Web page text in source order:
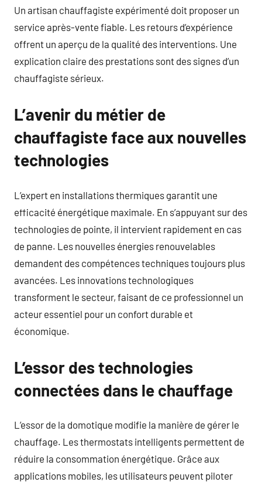
Un artisan chauffagiste expérimenté doit proposer un
service après-vente fiable. Les retours d’expérience
offrent un aperçu de la qualité des interventions. Une
explication claire des prestations sont des signes d’un
chauffagiste sérieux.
L’avenir du métier de
chauffagiste face aux nouvelles
technologies
L’expert en installations thermiques garantit une
efficacité énergétique maximale. En s’appuyant sur des
technologies de pointe, il intervient rapidement en cas
de panne. Les nouvelles énergies renouvelables
demandent des compétences techniques toujours plus
avancées. Les innovations technologiques
transforment le secteur, faisant de ce professionnel un
acteur essentiel pour un confort durable et
économique.
L’essor des technologies
connectées dans le chauffage
L’essor de la domotique modifie la manière de gérer le
chauffage. Les thermostats intelligents permettent de
réduire la consommation énergétique. Grâce aux
applications mobiles, les utilisateurs peuvent piloter